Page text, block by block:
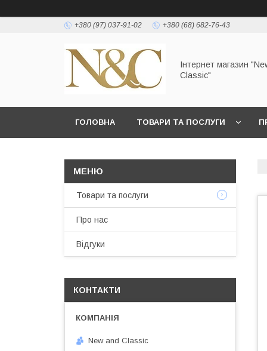
+380 (97) 037-91-02 +380 (68) 682-76-43
Інтернет магазин
Classic"
ГОЛОВНА ТОВАРИ ТА ПОСЛУГИ
Товари та послуги
Про нас
Відгуки
КОНТАКТИ
New and Classic